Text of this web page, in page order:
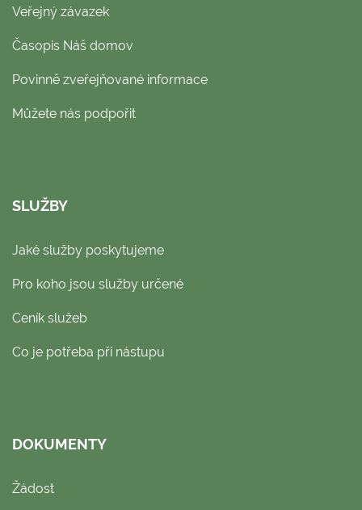
Veřejný závazek
Časopis Náš domov
Povinně zveřejňované informace
Můžete nás podpořit
SLUŽBY
Jaké služby poskytujeme
Pro koho jsou služby určené
Ceník služeb
Co je potřeba při nástupu
DOKUMENTY
Žádost